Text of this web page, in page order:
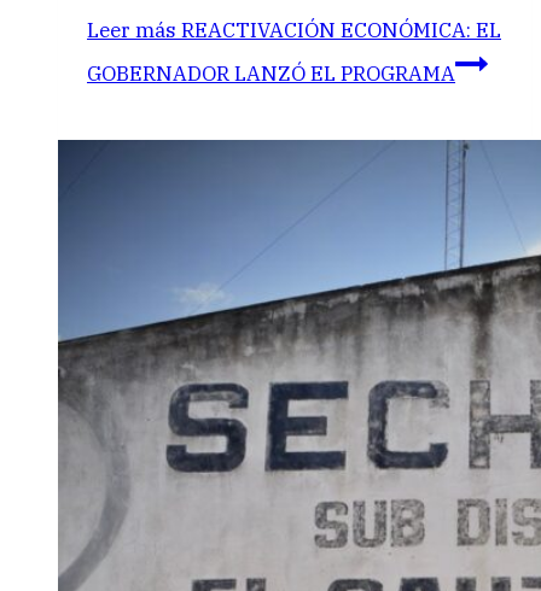
Leer más REACTIVACIÓN ECONÓMICA: EL
GOBERNADOR LANZÓ EL PROGRAMA